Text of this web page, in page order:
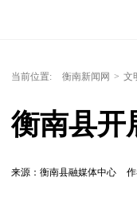
当前位置: 衡南新闻网 > 文
衡南县开
来源：衡南县融媒体中心